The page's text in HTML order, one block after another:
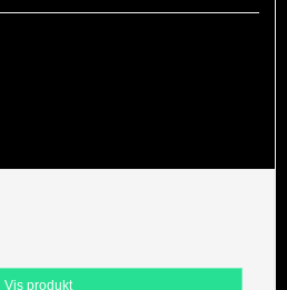
Vis produkt